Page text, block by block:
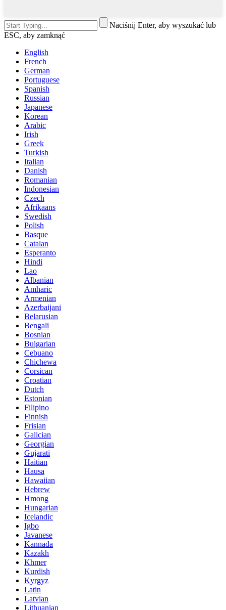
Naciśnij Enter, aby wyszukać lub
ESC, aby zamknąć
English
French
German
Portuguese
Spanish
Russian
Japanese
Korean
Arabic
Irish
Greek
Turkish
Italian
Danish
Romanian
Indonesian
Czech
Afrikaans
Swedish
Polish
Basque
Catalan
Esperanto
Hindi
Lao
Albanian
Amharic
Armenian
Azerbaijani
Belarusian
Bengali
Bosnian
Bulgarian
Cebuano
Chichewa
Corsican
Croatian
Dutch
Estonian
Filipino
Finnish
Frisian
Galician
Georgian
Gujarati
Haitian
Hausa
Hawaiian
Hebrew
Hmong
Hungarian
Icelandic
Igbo
Javanese
Kannada
Kazakh
Khmer
Kurdish
Kyrgyz
Latin
Latvian
Lithuanian